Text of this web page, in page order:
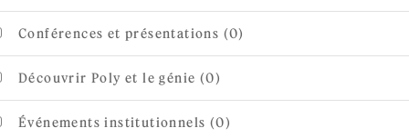
Conférences et présentations (0)
Découvrir Poly et le génie (0)
Événements institutionnels (0)